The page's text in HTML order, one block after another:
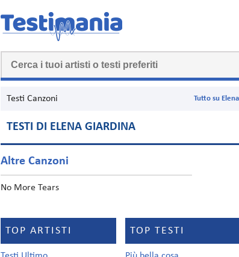
Testi Canzoni Tutto su
TESTI DI ELENA GIARDINA
Altre Canzoni
No More Tears
TOP ARTISTI TOP TESTI